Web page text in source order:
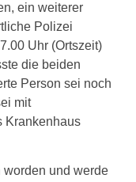
ein weiterer
Polizei
Uhr (Ortszeit)
die beiden
Person sei noch
mit
Krankenhaus
worden und werde